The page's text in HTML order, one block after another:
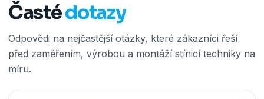
Častédotazy
Odpovědi na nejčastější otázky, které zákazníci řeší
před zaměřením, výrobou a montáží stínicí techniky na
míru.